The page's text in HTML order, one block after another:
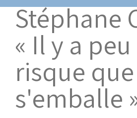
Stéphane
« Il y a
risque
s'emballe